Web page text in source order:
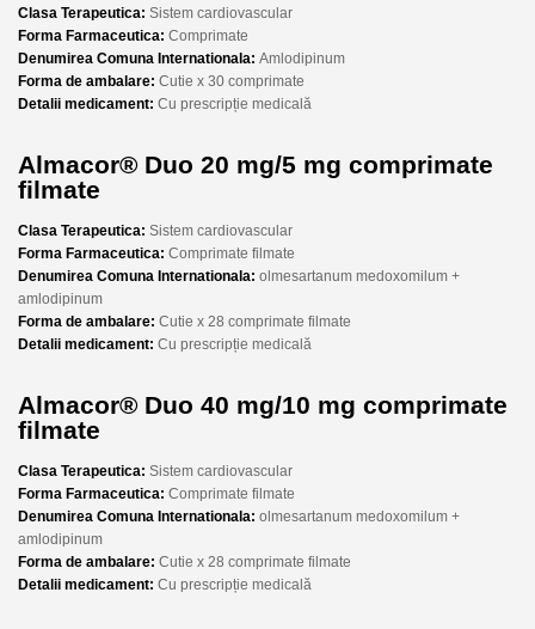
Clasa Terapeutica: Sistem cardiovascular
Forma Farmaceutica: Comprimate
Denumirea Comuna Internationala: Amlodipinum
Forma de ambalare: Cutie x 30 comprimate
Detalii medicament: Cu prescripție medicală
Almacor® Duo 20 mg/5 mg comprimate
filmate
Clasa Terapeutica: Sistem cardiovascular
Forma Farmaceutica: Comprimate filmate
Denumirea Comuna Internationala: olmesartanum medoxomilum +
amlodipinum
Forma de ambalare: Cutie x 28 comprimate filmate
Detalii medicament: Cu prescripție medicală
Almacor® Duo 40 mg/10 mg comprimate
filmate
Clasa Terapeutica: Sistem cardiovascular
Forma Farmaceutica: Comprimate filmate
Denumirea Comuna Internationala: olmesartanum medoxomilum +
amlodipinum
Forma de ambalare: Cutie x 28 comprimate filmate
Detalii medicament: Cu prescripție medicală